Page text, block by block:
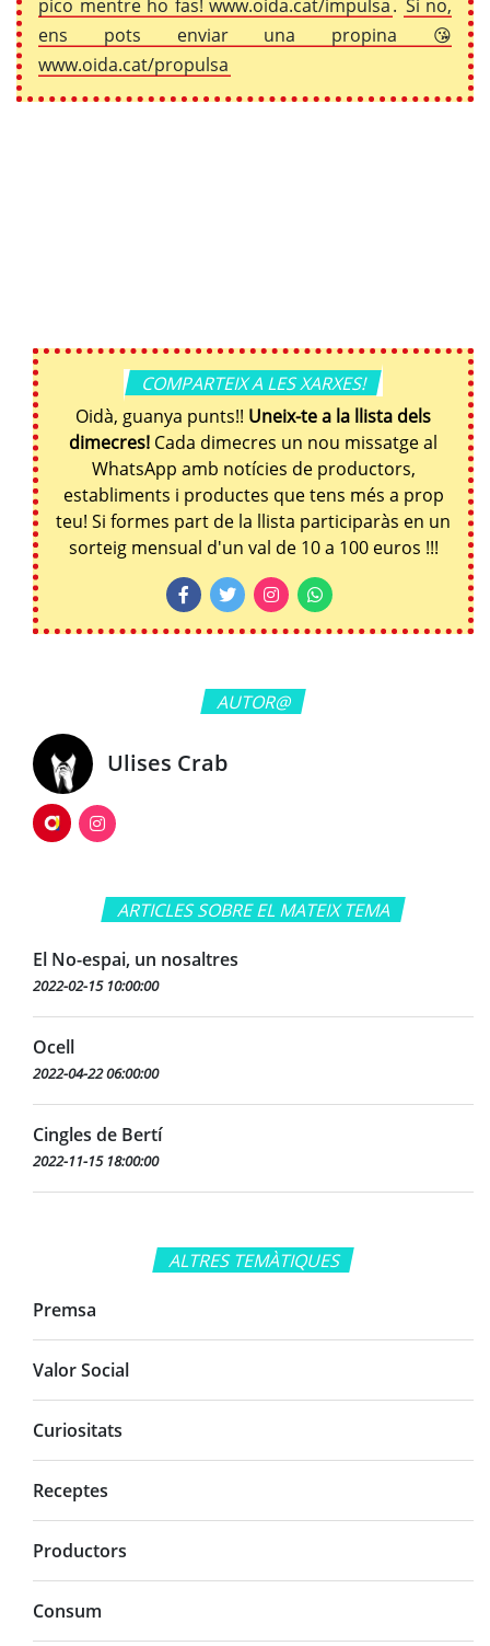
pico mentre ho fas! www.oida.cat/impulsa. Si no,
ens pots enviar una propina 😘
www.oida.cat/propulsa
COMPARTEIX A LES XARXES!
Oidà, guanya punts!! Uneix-te a la llista dels
dimecres! Cada dimecres un nou missatge al
WhatsApp amb notícies de productors,
establiments i productes que tens més a prop
teu! Si formes part de la llista participaràs en un
sorteig mensual d'un val de 10 a 100 euros !!!
AUTOR@
Ulises Crab
ARTICLES SOBRE EL MATEIX TEMA
El No-espai, un nosaltres
2022-02-15 10:00:00
Ocell
2022-04-22 06:00:00
Cingles de Bertí
2022-11-15 18:00:00
ALTRES TEMÀTIQUES
Premsa
Valor Social
Curiositats
Receptes
Productors
Consum